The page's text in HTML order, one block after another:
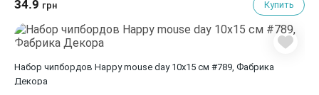
34.9 грн Купить
Набор чипбордов Happy mouse day 10х15 см #789, Фабрика
Декора